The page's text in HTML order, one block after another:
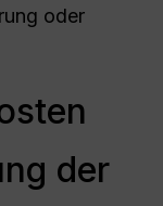
oder
der